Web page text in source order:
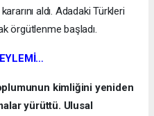
aldı. Adadaki Türkleri
örgütlenme başladı.
kimliğini yeniden
yürüttü. Ulusal